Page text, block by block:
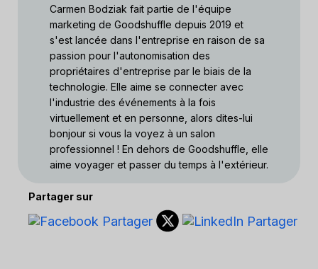
Carmen Bodziak fait partie de l'équipe
marketing de Goodshuffle depuis 2019 et
s'est lancée dans l'entreprise en raison de sa
passion pour l'autonomisation des
propriétaires d'entreprise par le biais de la
technologie. Elle aime se connecter avec
l'industrie des événements à la fois
virtuellement et en personne, alors dites-lui
bonjour si vous la voyez à un salon
professionnel ! En dehors de Goodshuffle, elle
aime voyager et passer du temps à l'extérieur.
Partager sur